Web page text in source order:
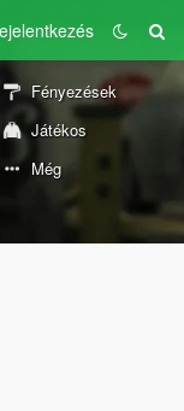
Fényezések
Játékos
Még